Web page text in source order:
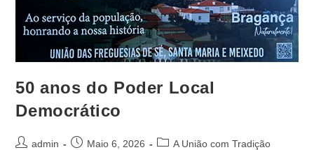
50 anos do Poder Local
Democrático
admin Maio 6, 2026 A União com Tradição